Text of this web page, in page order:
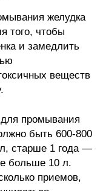
желудка
того, чтобы
и замедлить
веществ
промывания
быть 600-800
старше 1 года —
больше 10 л.
приемов,